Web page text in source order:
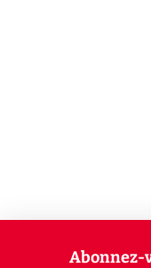
Abonnez-